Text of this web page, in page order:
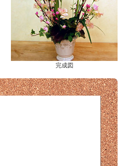
完成図